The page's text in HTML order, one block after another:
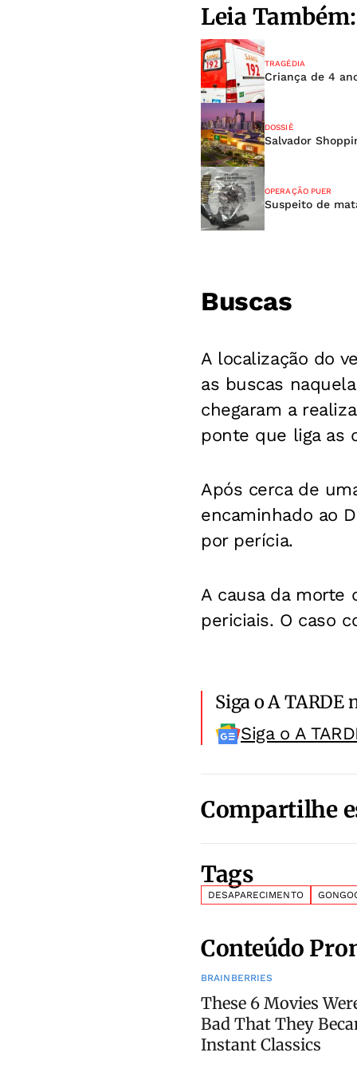
Leia Também:
TRAGÉDIA
Criança de 4
DOSSIÊ
Salvador
OPERAÇÃO PUER
Suspeito de
Buscas
A localização do
as buscas
chegaram a
ponte que liga as
Após cerca de
encaminhado ao
por perícia.
A causa da morte
periciais. O caso
Siga o A TARDE
Siga o A
Compartilhe
Tags
DESAPARECIMENTO